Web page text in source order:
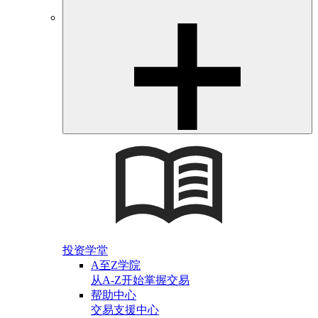
投资学堂
A至Z学院
从A-Z开始掌握交易
帮助中心
交易支援中心